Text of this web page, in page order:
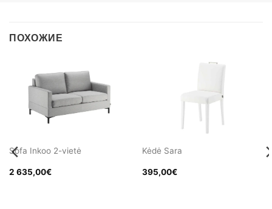
ПОХОЖИЕ
Sofa Inkoo 2-vietė
2 635,00€
Kėdė Sara
395,00€